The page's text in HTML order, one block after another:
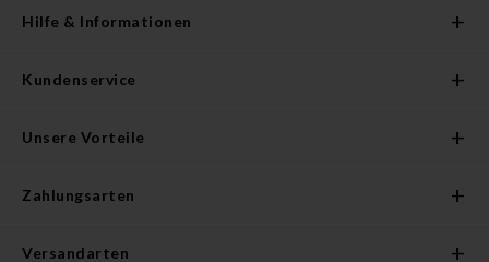
Hilfe & Informationen
Kundenservice
Unsere Vorteile
Zahlungsarten
Versandarten